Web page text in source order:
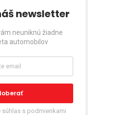
newsletter
neuniknú žiadne
automobilov
súhlas s podmienkami